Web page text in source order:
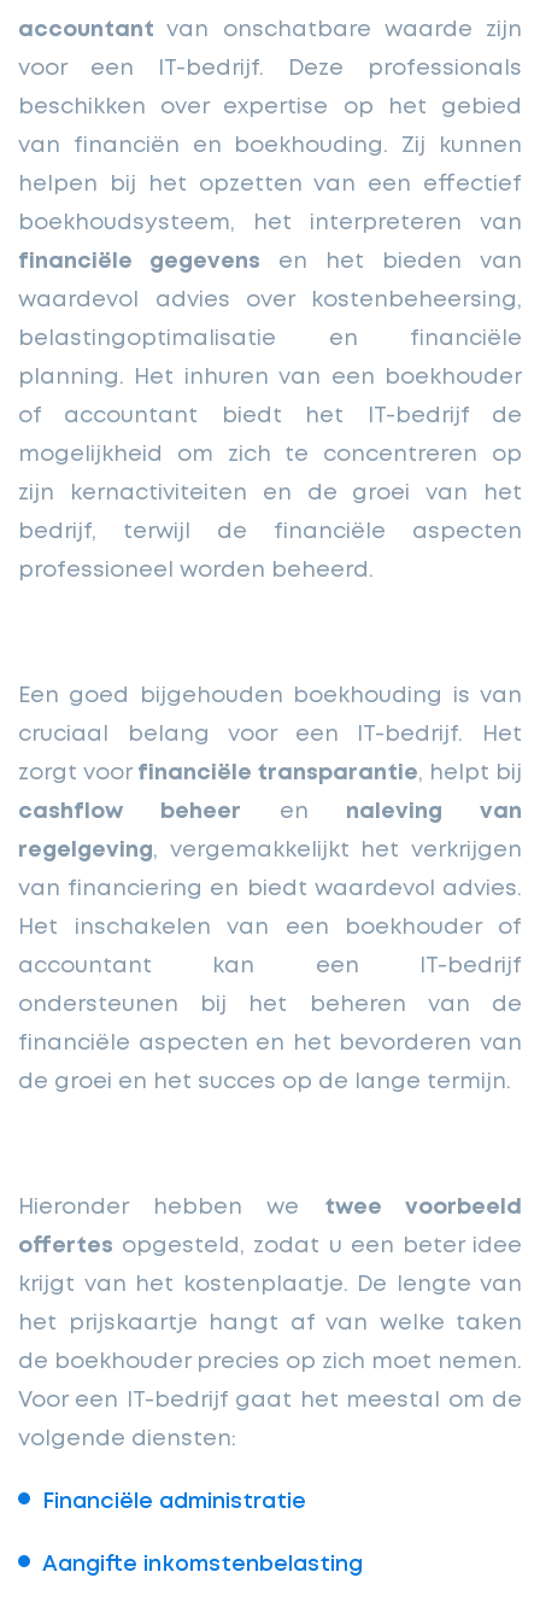
accountantvan onschatbare waarde zijn
voor een IT-bedrijf. Deze professionals
beschikken over expertise op het gebied
van financiën en boekhouding. Zij kunnen
helpen bij het opzetten van een effectief
boekhoudsysteem, het interpreteren van
financiële gegevens en het bieden van
waardevol advies over kostenbeheersing,
belastingoptimalisatie en financiële
planning. Het inhuren van een boekhouder
of accountant biedt het IT-bedrijf de
mogelijkheid om zich te concentreren op
zijn kernactiviteiten en de groei van het
bedrijf, terwijl de financiële aspecten
professioneel worden beheerd.
Een goed bijgehouden boekhouding is van
cruciaal belang voor een IT-bedrijf. Het
zorgt voor financiële transparantie, helpt bij
cashflow beheer en naleving van
regelgeving, vergemakkelijkt het verkrijgen
van financiering en biedt waardevol advies.
Het inschakelen van een boekhouder of
accountant kan een IT-bedrijf
ondersteunen bij het beheren van de
financiële aspecten en het bevorderen van
de groei en het succes op de lange termijn.
Hieronder hebben we twee voorbeeld
offertes opgesteld, zodat u een beter idee
krijgt van het kostenplaatje. De lengte van
het prijskaartje hangt af van welke taken
de boekhouder precies op zich moet nemen.
Voor een IT-bedrijf gaat het meestal om de
volgende diensten:
Financiële administratie
Aangifte inkomstenbelasting